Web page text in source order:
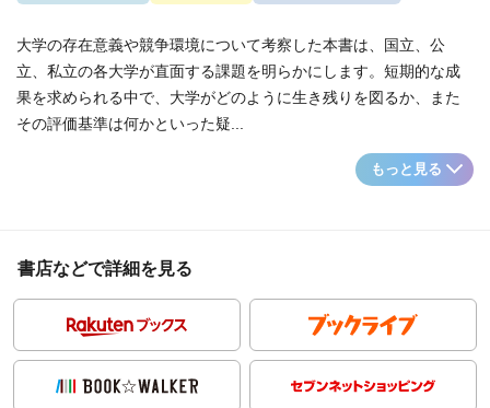
大学の存在意義や競争環境について考察した本書は、国立、公
立、私立の各大学が直面する課題を明らかにします。短期的な成
果を求められる中で、大学がどのように生き残りを図るか、また
その評価基準は何かといった疑...
もっと見る
書店などで詳細を見る